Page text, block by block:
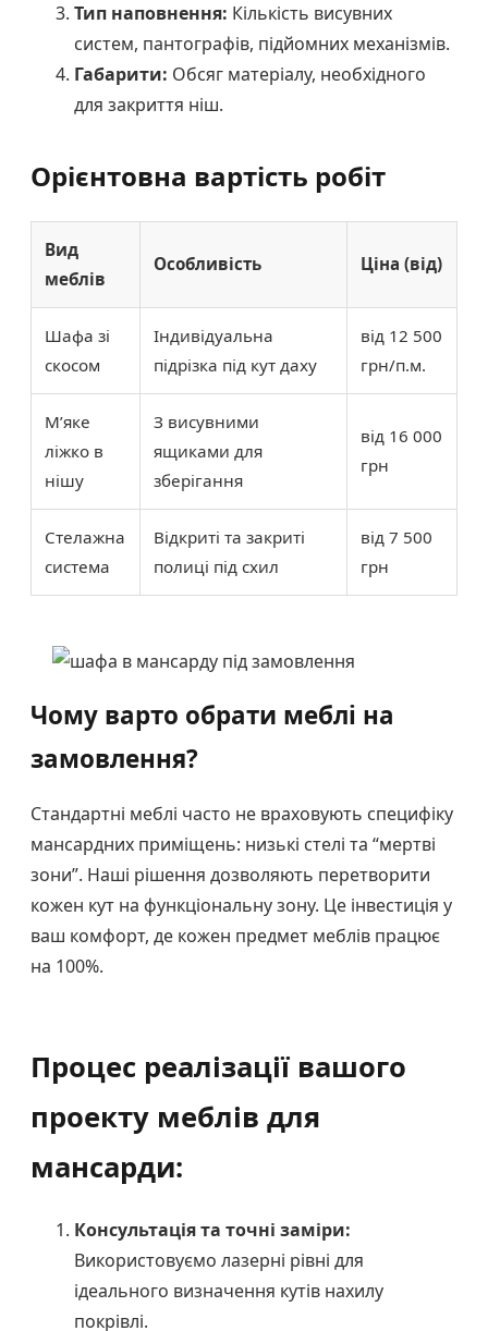
Тип наповнення: Кількість висувних
систем, пантографів, підйомних механізмів.
Габарити: Обсяг матеріалу, необхідного
для закриття ніш.
Орієнтовна вартість робіт
Вид
меблів
Особливість Ціна (від)
Шафа зі
скосом
Індивідуальна
підрізка під кут даху
від 12 500
грн/п.м.
М’яке
ліжко в
нішу
З висувними
ящиками для
зберігання
від 16 000
грн
Стелажна
система
Відкриті та закриті
полиці під схил
від 7 500
грн
Чому варто обрати меблі на
замовлення?
Стандартні меблі часто не враховують специфіку
мансардних приміщень: низькі стелі та “мертві
зони”. Наші рішення дозволяють перетворити
кожен кут на функціональну зону. Це інвестиція у
ваш комфорт, де кожен предмет меблів працює
на 100%.
Процес реалізації вашого
проекту меблів для
мансарди:
Консультація та точні заміри:
Використовуємо лазерні рівні для
ідеального визначення кутів нахилу
покрівлі.